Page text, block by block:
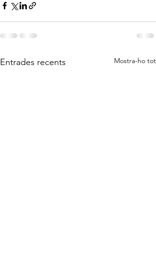
Entrades recents Mostra-ho tot